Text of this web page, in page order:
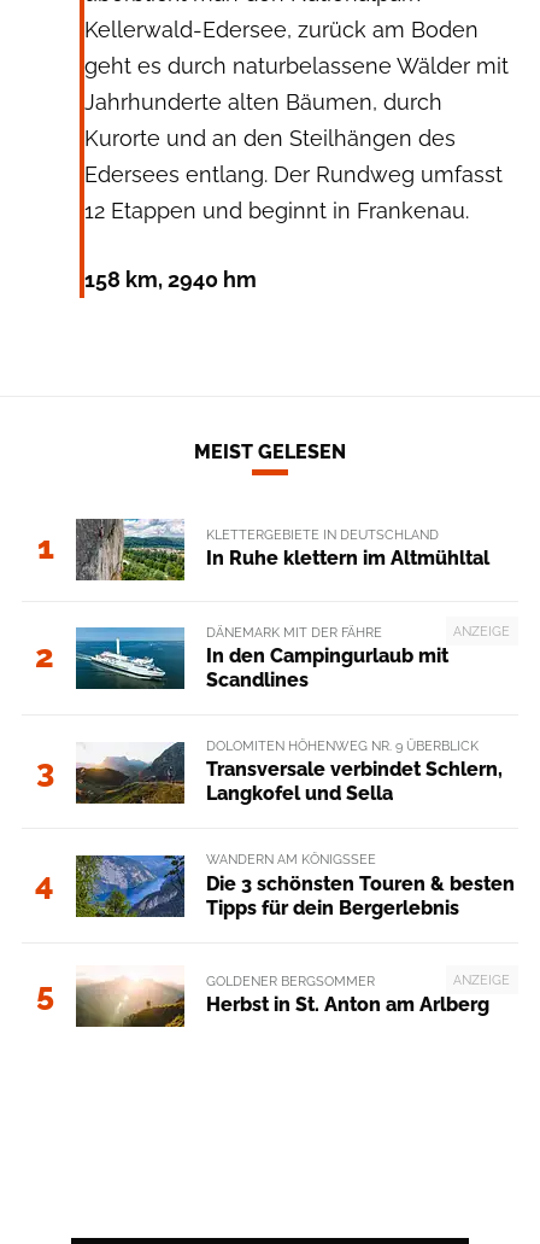
Kellerwald-Edersee, zurück am Boden
geht es durch naturbelassene Wälder mit
Jahrhunderte alten Bäumen, durch
Kurorte und an den Steilhängen des
Edersees entlang. Der Rundweg umfasst
12 Etappen und beginnt in Frankenau.
158 km, 2940 hm
MEIST GELESEN
1 KLETTERGEBIETE IN DEUTSCHLAND
In Ruhe klettern im Altmühltal
2
ANZEIGE
DÄNEMARK MIT DER FÄHRE
In den Campingurlaub mit
Scandlines
3
DOLOMITEN HÖHENWEG NR. 9 ÜBERBLICK
Transversale verbindet Schlern,
Langkofel und Sella
4
WANDERN AM KÖNIGSSEE
Die 3 schönsten Touren & besten
Tipps für dein Bergerlebnis
5 ANZEIGE
GOLDENER BERGSOMMER
Herbst in St. Anton am Arlberg